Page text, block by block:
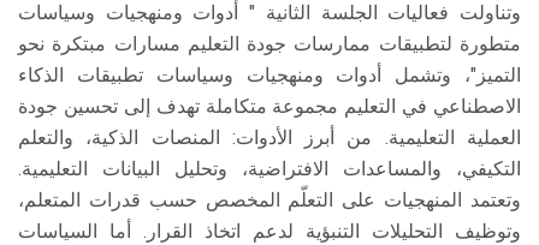
وتناولت فعاليات الجلسة الثانية " أدوات ومنهجيات وسياسات
متطورة لتطبيقات ممارسات جودة التعليم مسارات مبتكرة نحو
التميز"، وتشمل أدوات ومنهجيات وسياسات تطبيقات الذكاء
الاصطناعي في التعليم مجموعة متكاملة تهدف إلى تحسين جودة
العملية التعليمية. من أبرز الأدوات: المنصات الذكية، والتعلم
التكيفي، والمساعدات الافتراضية، وتحليل البيانات التعليمية.
وتعتمد المنهجيات على التعلّم المخصص حسب قدرات المتعلم،
وتوظيف التحليلات التنبؤية لدعم اتخاذ القرار. أما السياسات